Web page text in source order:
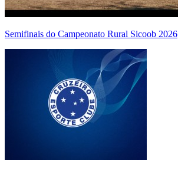
Semifinais do Campeonato Rural Sicoob 2026